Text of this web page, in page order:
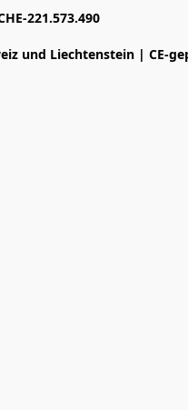
221.573.490
und Liechtenstein | CE-